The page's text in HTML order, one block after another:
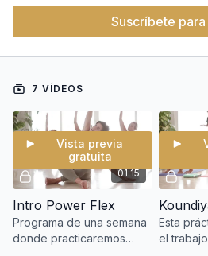
como la paloma,
desintoxicar nuestro cuerpo,
posturas intensas para principiantes
Así que, tengas el nivel que tengas,
¿No tienes bloques, bolster o
Puedes usar un libro, una almohada
ayudarán a conseguir el mismo
también puedes encontrarlos en
Suscríbete
7 VÍDEOS
01:15
Vista previa
gratuita
Intro Power Flex
Programa de una semana
donde practicaremos
Esta
el